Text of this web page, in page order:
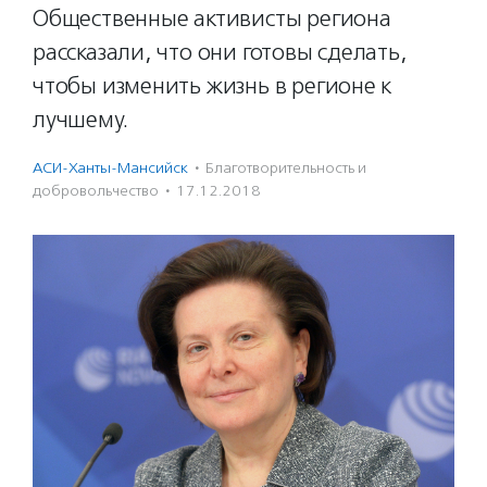
Общественные активисты региона
рассказали, что они готовы сделать,
чтобы изменить жизнь в регионе к
лучшему.
АСИ-Ханты-Мансийск · Благотвори­тель­ность и
доброволь­чест­во · 17.12.2018